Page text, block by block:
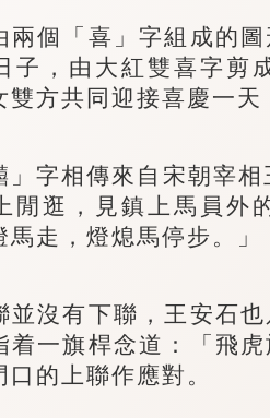
「喜」字組成的圖
子，由大紅雙喜字剪
雙方共同迎接喜慶一
相傳來自宋朝宰相
閒逛，見鎮上馬員外
馬走，燈熄馬停步。」
有下聯，王安石也
着一旗桿念道：「飛
的上聯作應對。